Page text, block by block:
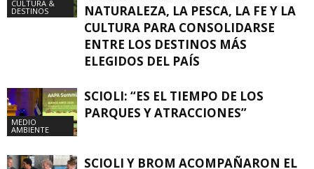
CULTURA &
DESTINOS
NATURALEZA, LA PESCA, LA FE Y LA
CULTURA PARA CONSOLIDARSE
ENTRE LOS DESTINOS MÁS
ELEGIDOS DEL PAÍS
MEDIO
AMBIENTE
SCIOLI: “ES EL TIEMPO DE LOS
PARQUES Y ATRACCIONES”
SCIOLI Y BROM ACOMPAÑARON EL